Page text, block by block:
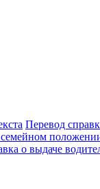
Перевод
о выдаче